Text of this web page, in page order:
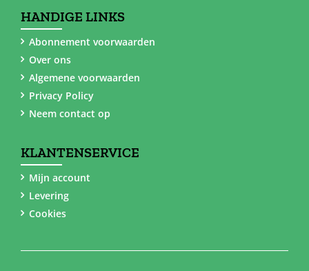
HANDIGE LINKS
Abonnement voorwaarden
Over ons
Algemene voorwaarden
Privacy Policy
Neem contact op
KLANTENSERVICE
Mijn account
Levering
Cookies